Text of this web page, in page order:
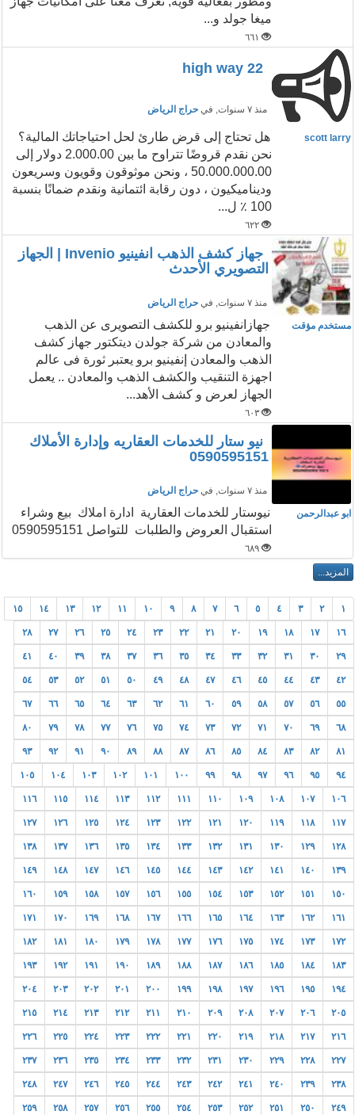
ميغا جولد و...
٦٦١
منذ ٧ سنوات , في حراج الرياض
scott larry
هل تحتاج إلى قرض طارئ لحل احتياجاتك المالية؟
نحن نقدم قروضًا تتراوح ما بين 2.000.00 دولار إلى
50.000.000.00 ، ونحن موثوقون وقويون وسريعون
وديناميكيون ، دون رقابة ائتمانية ونقدم ضمانًا بنسبة
100 ٪ ل...
٦٢٢
جهاز كشف الذهب انفينيو Invenio | الجهاز
التصويري الأحدث
منذ ٧ سنوات , في حراج الرياض
مستخدم مؤقت
جهازانفينيو برو للكشف التصويرى عن الذهب
والمعادن من شركة جولدن ديتكتور جهاز كشف
الذهب والمعادن إنفينيو برو يعتبر ثورة فى عالم
اجهزة التنقيب والكشف الذهب والمعادن .. يعمل
الجهاز لعرض و كشف الأهد...
٦٠٣
نيو ستار للخدمات العقاريه وإدارة الأملاك
0590595151
منذ ٧ سنوات , في حراج الرياض
ابو عبدالرحمن
نيوستار للخدمات العقارية ادارة املاك بيع وشراء
استقبال العروض والطلبات للتواصل 0590595151
٦٨٩
١ ٢ ٣ ٤ ٥ ٦ ٧ ٨ ٩ ١٠ ١١ ١٢ ١٣ ١٤ ١٥
١٦ ١٧ ١٨ ١٩ ٢٠ ٢١ ٢٢ ٢٣ ٢٤ ٢٥ ٢٦ ٢٧ ٢٨
٢٩ ٣٠ ٣١ ٣٢ ٣٣ ٣٤ ٣٥ ٣٦ ٣٧ ٣٨ ٣٩ ٤٠ ٤١
٤٢ ٤٣ ٤٤ ٤٥ ٤٦ ٤٧ ٤٨ ٤٩ ٥٠ ٥١ ٥٢ ٥٣ ٥٤
٥٥ ٥٦ ٥٧ ٥٨ ٥٩ ٦٠ ٦١ ٦٢ ٦٣ ٦٤ ٦٥ ٦٦ ٦٧
٦٨ ٦٩ ٧٠ ٧١ ٧٢ ٧٣ ٧٤ ٧٥ ٧٦ ٧٧ ٧٨ ٧٩ ٨٠
٨١ ٨٢ ٨٣ ٨٤ ٨٥ ٨٦ ٨٧ ٨٨ ٨٩ ٩٠ ٩١ ٩٢ ٩٣
٩٤ ٩٥ ٩٦ ٩٧ ٩٨ ٩٩ ١٠٠ ١٠١ ١٠٢ ١٠٣ ١٠٤ ١٠٥
١٠٦ ١٠٧ ١٠٨ ١٠٩ ١١٠ ١١١ ١١٢ ١١٣ ١١٤ ١١٥ ١١٦
١١٧ ١١٨ ١١٩ ١٢٠ ١٢١ ١٢٢ ١٢٣ ١٢٤ ١٢٥ ١٢٦ ١٢٧
١٢٨ ١٢٩ ١٣٠ ١٣١ ١٣٢ ١٣٣ ١٣٤ ١٣٥ ١٣٦ ١٣٧ ١٣٨
١٣٩ ١٤٠ ١٤١ ١٤٢ ١٤٣ ١٤٤ ١٤٥ ١٤٦ ١٤٧ ١٤٨ ١٤٩
١٥٠ ١٥١ ١٥٢ ١٥٣ ١٥٤ ١٥٥ ١٥٦ ١٥٧ ١٥٨ ١٥٩ ١٦٠
١٦١ ١٦٢ ١٦٣ ١٦٤ ١٦٥ ١٦٦ ١٦٧ ١٦٨ ١٦٩ ١٧٠ ١٧١
١٧٢ ١٧٣ ١٧٤ ١٧٥ ١٧٦ ١٧٧ ١٧٨ ١٧٩ ١٨٠ ١٨١ ١٨٢
١٨٣ ١٨٤ ١٨٥ ١٨٦ ١٨٧ ١٨٨ ١٨٩ ١٩٠ ١٩١ ١٩٢ ١٩٣
١٩٤ ١٩٥ ١٩٦ ١٩٧ ١٩٨ ١٩٩ ٢٠٠ ٢٠١ ٢٠٢ ٢٠٣ ٢٠٤
٢٠٥ ٢٠٦ ٢٠٧ ٢٠٨ ٢٠٩ ٢١٠ ٢١١ ٢١٢ ٢١٣ ٢١٤ ٢١٥
٢١٦ ٢١٧ ٢١٨ ٢١٩ ٢٢٠ ٢٢١ ٢٢٢ ٢٢٣ ٢٢٤ ٢٢٥ ٢٢٦
٢٢٧ ٢٢٨ ٢٢٩ ٢٣٠ ٢٣١ ٢٣٢ ٢٣٣ ٢٣٤ ٢٣٥ ٢٣٦ ٢٣٧
٢٣٨ ٢٣٩ ٢٤٠ ٢٤١ ٢٤٢ ٢٤٣ ٢٤٤ ٢٤٥ ٢٤٦ ٢٤٧ ٢٤٨
٢٤٩ ٢٥٠ ٢٥١ ٢٥٢ ٢٥٣ ٢٥٤ ٢٥٥ ٢٥٦ ٢٥٧ ٢٥٨ ٢٥٩